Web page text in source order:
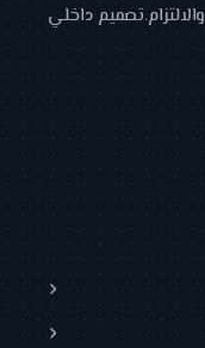
داخلي